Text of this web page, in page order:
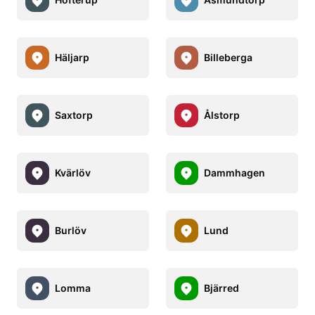
Häljarp Billeberga
Saxtorp Ålstorp
Kvärlöv Dammhagen
Burlöv Lund
Lomma Bjärred